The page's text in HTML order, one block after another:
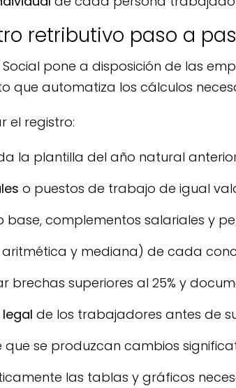
retributivo paso a
pone a disposición de las
que automatiza los cálculos
el registro:
la plantilla del año natural
o puestos de trabajo de igual
base, complementos salariales y
y mediana) de cada
brechas superiores al 25% y
de los trabajadores antes de
que se produzcan cambios
las tablas y gráficos